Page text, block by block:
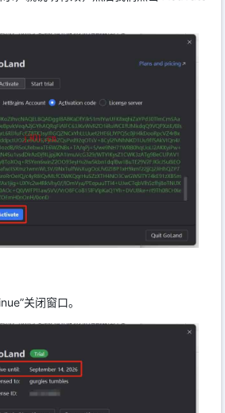
关闭窗口。